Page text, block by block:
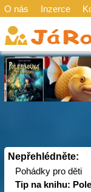
O nás Inzerce
Nepřehlédněte:
Pohádky pro děti
Tip na knihu: